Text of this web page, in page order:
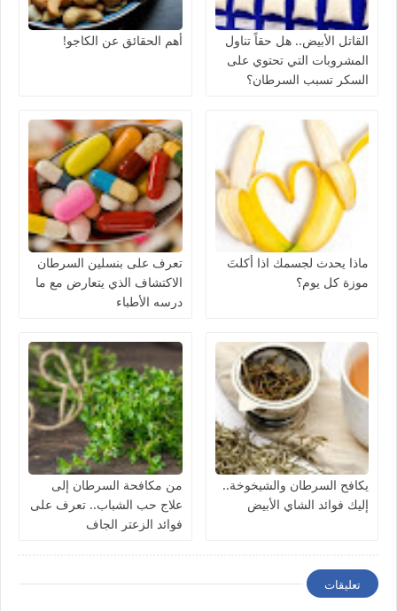
القاتل الأبيض.. هل حقاً تناول
المشروبات التي تحتوي على
السكر تسبب السرطان؟
أهم الحقائق عن الكاجو!
ماذا يحدث لجسمك اذا أكلتَ
موزة كل يوم؟
تعرف على بنسلين السرطان
الاكتشاف الذي يتعارض مع ما
درسه الأطباء
يكافح السرطان والشيخوخة..
إليك فوائد الشاي الأبيض
من مكافحة السرطان إلى
علاج حب الشباب.. تعرف على
فوائد الزعتر الجاف
تعليقات